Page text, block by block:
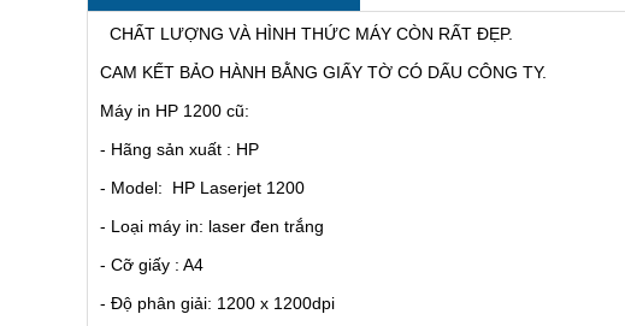
CHẤT LƯỢNG VÀ HÌNH THỨC MÁY CÒN RẤT ĐẸP.
CAM KẾT BẢO HÀNH BẰNG GIẤY TỜ CÓ DẤU CÔNG TY.
Máy in HP 1200 cũ:
- Hãng sản xuất : HP
- Model: HP Laserjet 1200
- Loại máy in: laser đen trắng
- Cỡ giấy : A4
- Độ phân giải: 1200 x 1200dpi